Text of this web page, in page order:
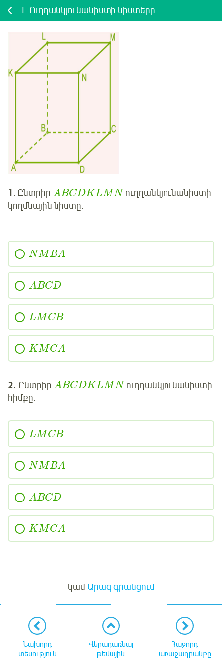
1. Ուղղանկյունանիստի նիստերը
1. Ընտրիր ABCDKLMNուղղանկյունանիստի
կողմնային նիստը:
NMBA
ABCD
LM CB
KM CA
2. Ընտրիր ABCDKLMNուղղանկյունանիստի
հիմքը:
LM CB
NMBA
ABCD
KM CA
կամԱրագ գրանցում
Նախորդ
տեսություն
Վերադառնալ
թեմային
Հաջորդ
առաջադրանքը